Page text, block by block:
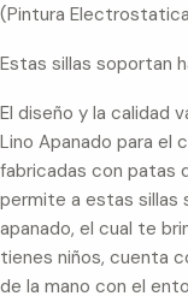
(Pintura
Estas sillas soportan
El diseño y la calidad
Lino Apanado para el
fabricadas con patas
permite a estas sillas
apanado, el cual te
tienes niños, cuenta
de la mano con el